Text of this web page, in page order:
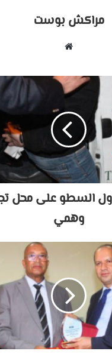
مراكش بوست
السطو على محل
وهمي